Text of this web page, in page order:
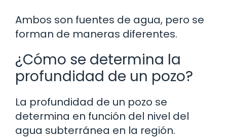
Ambos son fuentes de agua, pero se
forman de maneras diferentes.
¿Cómo se determina la
profundidad de un pozo?
La profundidad de un pozo se
determina en función del nivel del
agua subterránea en la región.